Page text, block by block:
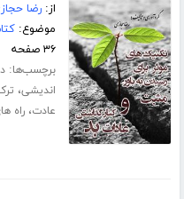
از:رضا
موضوع:
۳۶ صفحه
برچسب‌ها:
اندیشی،
عادت،راه